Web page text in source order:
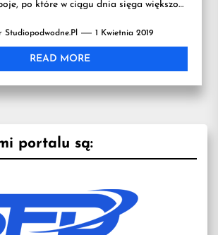
po które w ciągu dnia sięga większość
Studiopodwodne.pl 1 Kwietnia 2019
READ MORE
portalu są: